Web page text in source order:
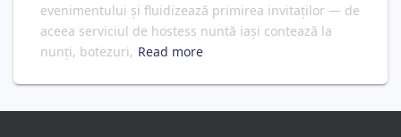
evenimentului și fluidizează primirea invitaților — de
aceea serviciul de hostess nuntă iași contează la
nunți, botezuri, Read more